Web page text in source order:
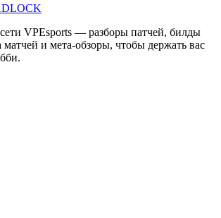
VPEsports — разборы патчей, билды
матчей и мета-обзоры, чтобы держать вас